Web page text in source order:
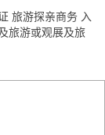
旅游探亲商务 入
旅游或观展及旅